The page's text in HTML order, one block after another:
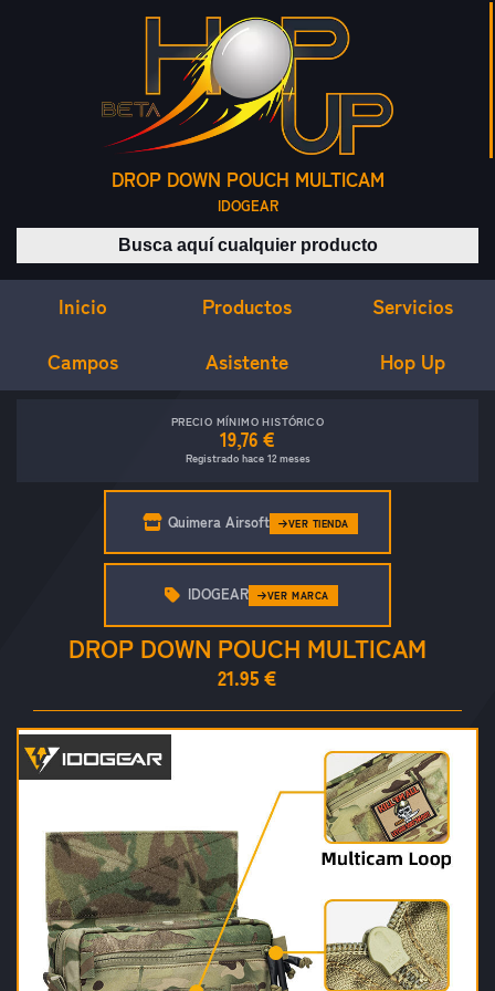
DROP DOWN POUCH MULTICAM
IDOGEAR
Buscar productos
Inicio Productos Servicios
Campos Asistente Hop Up
PRECIO MÍNIMO HISTÓRICO
19,76 €
Registrado hace 12 meses
Quimera Airsoft VER TIENDA
DROP DOWN POUCH MULTICAM
21.95 €
IDOGEAR VER MARCA